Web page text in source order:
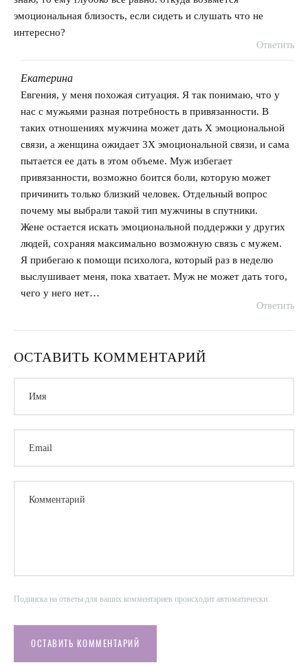
эмоциональная близость, если сидеть и слушать что не
интересно?
Ответить
Екатерина
говорит:
Евгения, у меня похожая ситуация. Я так понимаю, что у
нас с мужьями разная потребность в привязанности. В
таких отношениях мужчина может дать Х эмоциональной
связи, а женщина ожидает 3Х эмоциональной связи, и сама
пытается ее дать в этом объеме. Муж избегает
привязанности, возможно боится боли, которую может
причинить только близкий человек. Отдельный вопрос
почему мы выбрали такой тип мужчины в спутники.
Жене остается искать эмоциональной поддержки у других
людей, сохраняя максимально возможную связь с мужем.
Я прибегаю к помощи психолога, который раз в неделю
выслушивает меня, пока хватает. Муж не может дать того,
чего у него нет…
Ответить
ОСТАВИТЬ КОММЕНТАРИЙ
Имя
Email
Комментарий
Подписка на ответы для ваших комментариев происходит автоматически
ОСТАВИТЬ КОММЕНТАРИЙ